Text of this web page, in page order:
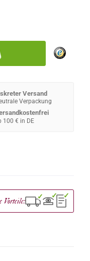
Versand
Verpackung
100 € in DE
Vorteile: ✓ ✓ ✓